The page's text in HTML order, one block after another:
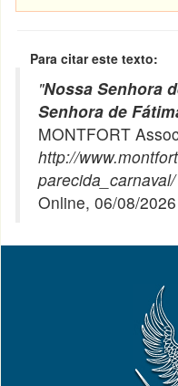
Para citar este texto:
"Nossa Senhora
Senhora de
MONTFORT
http://
parecida_carnaval/
Online, 06/08/